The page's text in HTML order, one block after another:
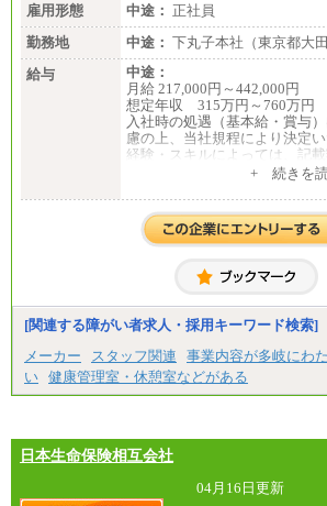
雇用形態
中途： 正社員
勤務地
中途： 下丸子本社（東京都大
給与
中途：
月給 217,000円～442,000円
想定年収 315万円～760万円
入社時の処遇（基本給・賞与
慮の上、当社規程により決定い
経験・スキルによっては、記
+ 続きを
[関連する障がい者求人・採用キーワード検索]
メーカー
スタッフ関連 事業内容が多岐にわ
い 健康管理室・休憩室などがある
日本生命保険相互会社
04月16日更新